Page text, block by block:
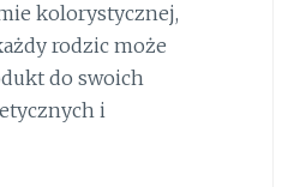
kolorystycznej,
rodzic może
do swoich
i